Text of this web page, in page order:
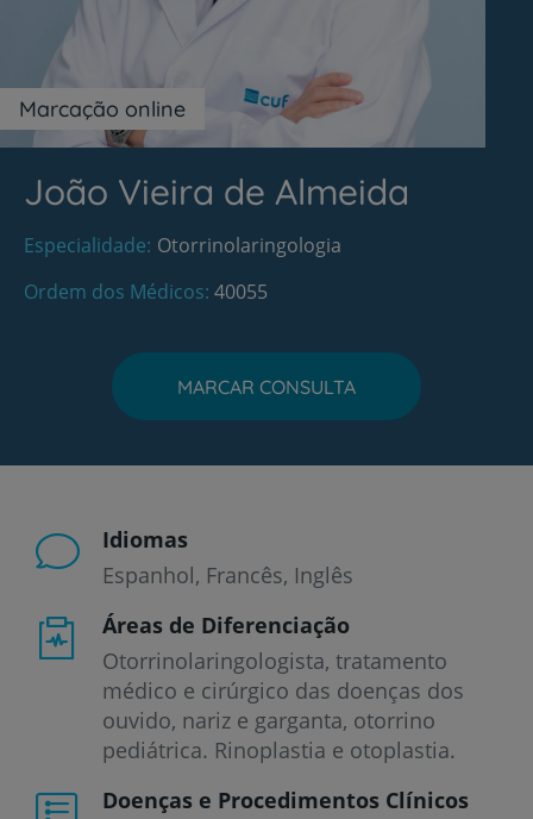
Marcação online
João Vieira de Almeida
Especialidade Otorrinolaringologia
Ordem dos Médicos 40055
MARCAR CONSULTA
Idiomas
Espanhol Francês Inglês
Áreas de Diferenciação
Otorrinolaringologista, tratamento
médico e cirúrgico das doenças dos
ouvido, nariz e garganta, otorrino
pediátrica. Rinoplastia e otoplastia.
Doenças e Procedimentos Clínicos